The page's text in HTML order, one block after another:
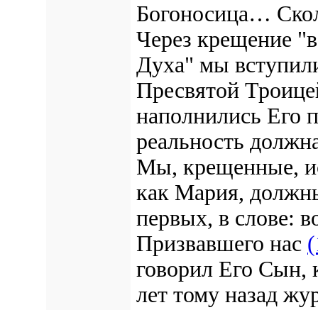
Богоносица…
Через крещение
Духа" мы
Пресвятой
наполнились Его
реальность
Мы, крещенные,
как Мария,
первых, в слове:
Призвавшего нас
говорил Его Сын,
лет тому назад